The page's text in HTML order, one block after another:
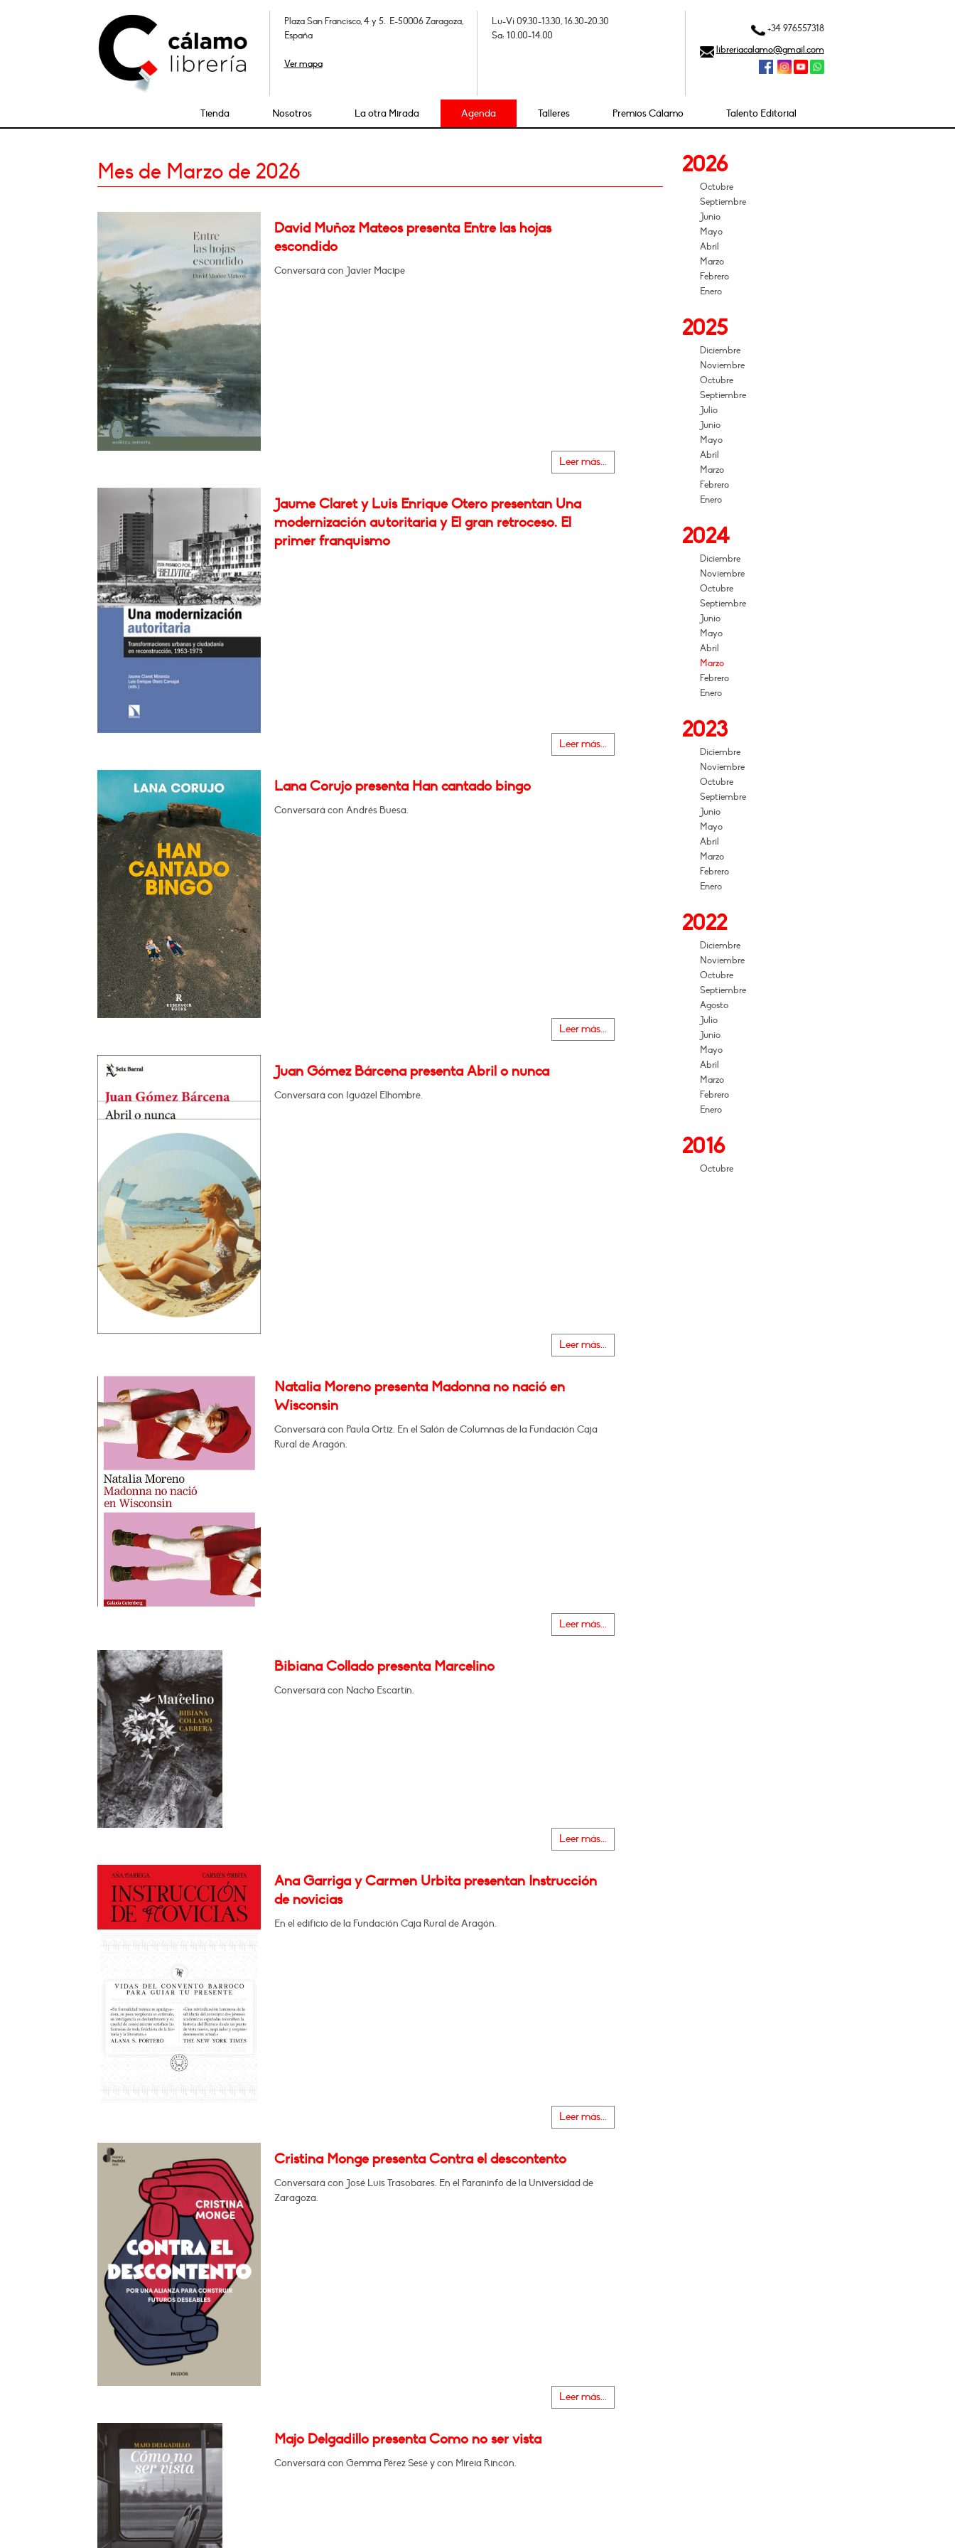
Plaza San Francisco, 4 y 5. E-50006 Zaragoza,
España
Ver mapa
Lu-Vi 09.30-13.30, 16.30-20.30
Sa: 10.00-14.00
+34 976557318
libreriacalamo@gmail.com
Tienda Nosotros La otra Mirada Agenda Talleres Premios Cálamo Talento Editorial
Mes de Marzo de 2026
David Muñoz Mateos presenta Entre las hojas
escondido
Conversará con Javier Macipe
Leer más...
Jaume Claret y Luis Enrique Otero presentan Una
modernización autoritaria y El gran retroceso. El
primer franquismo
Leer más...
Lana Corujo presenta Han cantado bingo
Conversará con Andrés Buesa.
Leer más...
Juan Gómez Bárcena presenta Abril o nunca
Conversará con Iguázel Elhombre.
Leer más...
Natalia Moreno presenta Madonna no nació en
Wisconsin
Conversará con Paula Ortiz. En el Salón de Columnas de la Fundación Caja
Rural de Aragón.
Leer más...
Bibiana Collado presenta Marcelino
Conversará con Nacho Escartín.
Leer más...
Ana Garriga y Carmen Urbita presentan Instrucción
de novicias
En el edificio de la Fundación Caja Rural de Aragón.
Leer más...
Cristina Monge presenta Contra el descontento
Conversará con José Luis Trasobares. En el Paraninfo de la Universidad de
Zaragoza.
Leer más...
Majo Delgadillo presenta Como no ser vista
Conversará con Gemma Pérez Sesé y con Mireia Rincón.
2026
Octubre
Septiembre
Junio
Mayo
Abril
Marzo
Febrero
Enero
2025
Diciembre
Noviembre
Octubre
Septiembre
Julio
Junio
Mayo
Abril
Marzo
Febrero
Enero
2024
Diciembre
Noviembre
Octubre
Septiembre
Junio
Mayo
Abril
Marzo
Febrero
Enero
2023
Diciembre
Noviembre
Octubre
Septiembre
Junio
Mayo
Abril
Marzo
Febrero
Enero
2022
Diciembre
Noviembre
Octubre
Septiembre
Agosto
Julio
Junio
Mayo
Abril
Marzo
Febrero
Enero
2016
Octubre